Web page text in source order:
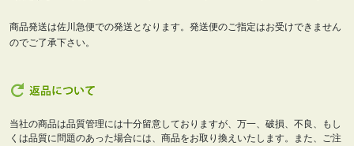
商品発送は佐川急便での発送となります。発送便のご指定はお受けできません
のでご了承下さい。
当社の商品は品質管理には十分留意しておりますが、万一、破損、不良、もし
くは品質に問題のあった場合には、商品をお取り換えいたします。また、ご注